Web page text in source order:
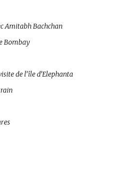
Amitabh Bachchan
Bombay
de l’île d’Elephanta